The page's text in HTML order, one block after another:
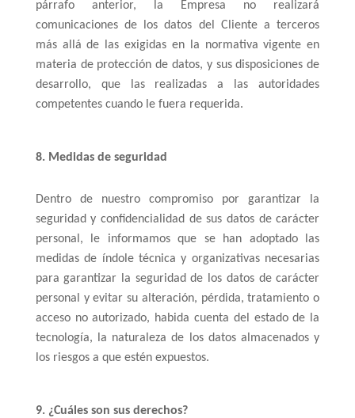
párrafo anterior, la Empresa no realizará
comunicaciones de los datos del Cliente a terceros
más allá de las exigidas en la normativa vigente en
materia de protección de datos, y sus disposiciones de
desarrollo, que las realizadas a las autoridades
competentes cuando le fuera requerida.
8. Medidas de seguridad
Dentro de nuestro compromiso por garantizar la
seguridad y confidencialidad de sus datos de carácter
personal, le informamos que se han adoptado las
medidas de índole técnica y organizativas necesarias
para garantizar la seguridad de los datos de carácter
personal y evitar su alteración, pérdida, tratamiento o
acceso no autorizado, habida cuenta del estado de la
tecnología, la naturaleza de los datos almacenados y
los riesgos a que estén expuestos.
9. ¿Cuáles son sus derechos?